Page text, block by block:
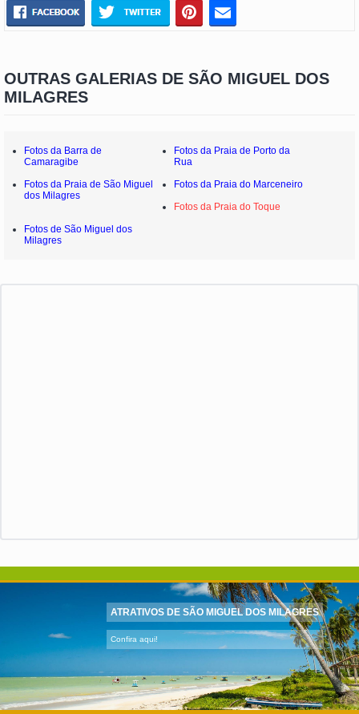
OUTRAS GALERIAS DE SÃO MIGUEL DOS
MILAGRES
Fotos da Barra de
Camaragibe
Fotos da Praia de Porto da
Rua
Fotos da Praia de São Miguel
dos Milagres
Fotos da Praia do Marceneiro
Fotos da Praia do Toque
Fotos de São Miguel dos
Milagres
ATRATIVOS DE SÃO MIGUEL DOS MILAGRES
Confira aqui!